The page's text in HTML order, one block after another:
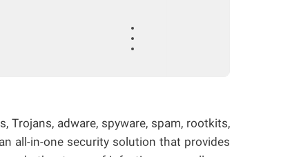
adware, spyware, spam, rootkits,
all-in-one security solution that provides